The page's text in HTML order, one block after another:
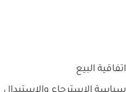
اتفاقية البيع